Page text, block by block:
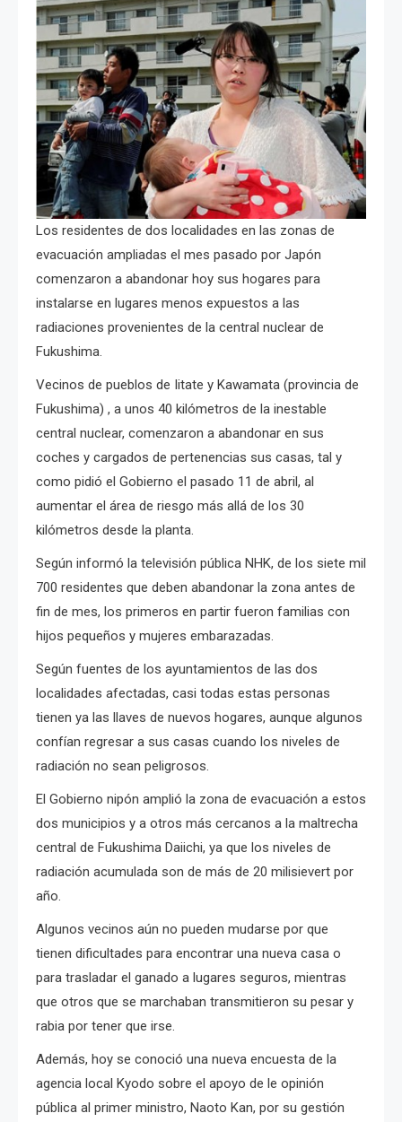
Los residentes de dos localidades en las zonas de
evacuación ampliadas el mes pasado por Japón
comenzaron a abandonar hoy sus hogares para
instalarse en lugares menos expuestos a las
radiaciones provenientes de la central nuclear de
Fukushima.
Vecinos de pueblos de Iitate y Kawamata (provincia de
Fukushima) , a unos 40 kilómetros de la inestable
central nuclear, comenzaron a abandonar en sus
coches y cargados de pertenencias sus casas, tal y
como pidió el Gobierno el pasado 11 de abril, al
aumentar el área de riesgo más allá de los 30
kilómetros desde la planta.
Según informó la televisión pública NHK, de los siete mil
700 residentes que deben abandonar la zona antes de
fin de mes, los primeros en partir fueron familias con
hijos pequeños y mujeres embarazadas.
Según fuentes de los ayuntamientos de las dos
localidades afectadas, casi todas estas personas
tienen ya las llaves de nuevos hogares, aunque algunos
confían regresar a sus casas cuando los niveles de
radiación no sean peligrosos.
El Gobierno nipón amplió la zona de evacuación a estos
dos municipios y a otros más cercanos a la maltrecha
central de Fukushima Daiichi, ya que los niveles de
radiación acumulada son de más de 20 milisievert por
año.
Algunos vecinos aún no pueden mudarse por que
tienen dificultades para encontrar una nueva casa o
para trasladar el ganado a lugares seguros, mientras
que otros que se marchaban transmitieron su pesar y
rabia por tener que irse.
Además, hoy se conoció una nueva encuesta de la
agencia local Kyodo sobre el apoyo de le opinión
pública al primer ministro, Naoto Kan, por su gestión